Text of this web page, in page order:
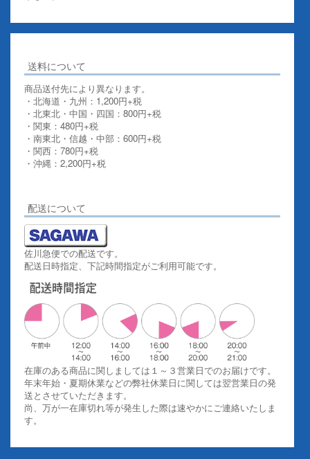
送料について
商品送付先により異なります。
・北海道・九州：1,200円+税
・北東北・中国・四国：800円+税
・関東：480円+税
・南東北・信越・中部：600円+税
・関西：780円+税
・沖縄：2,200円+税
配送について
佐川急便での配送です。
配送日時指定、下記時間指定がご利用可能です。
在庫のある商品に関しましては１～３営業日でのお届けです。
年末年始・夏期休業などの弊社休業日に関しては翌営業日の発
送とさせていただきます。
尚、万が一在庫切れ等が発生した際は速やかにご連絡いたしま
す。